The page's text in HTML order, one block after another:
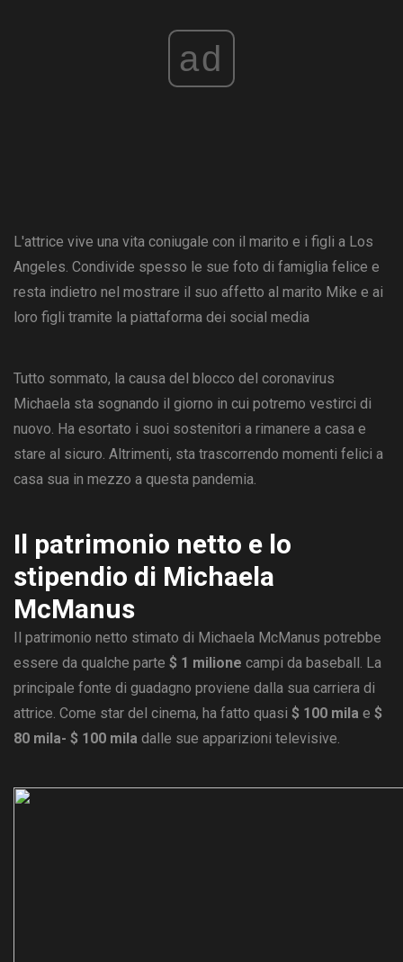
ad
L'attrice vive una vita coniugale con il marito e i figli a Los
Angeles. Condivide spesso le sue foto di famiglia felice e
resta indietro nel mostrare il suo affetto al marito Mike e ai
loro figli tramite la piattaforma dei social media
Tutto sommato, la causa del blocco del coronavirus
Michaela sta sognando il giorno in cui potremo vestirci di
nuovo. Ha esortato i suoi sostenitori a rimanere a casa e
stare al sicuro. Altrimenti, sta trascorrendo momenti felici a
casa sua in mezzo a questa pandemia.
Il patrimonio netto e lo
stipendio di Michaela
McManus
Il patrimonio netto stimato di Michaela McManus potrebbe
essere da qualche parte $ 1 milione campi da baseball. La
principale fonte di guadagno proviene dalla sua carriera di
attrice. Come star del cinema, ha fatto quasi $ 100 mila e $
80 mila- $ 100 mila dalle sue apparizioni televisive.